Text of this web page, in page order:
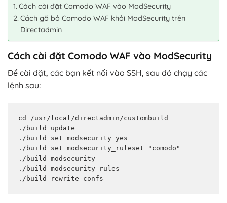
Cách cài đặt Comodo WAF vào ModSecurity
Cách gỡ bỏ Comodo WAF khỏi ModSecurity trên
Directadmin
Cách cài đặt Comodo WAF vào ModSecurity
Để cài đặt, các bạn kết nối vào SSH, sau đó chạy các
lệnh sau:
cd /usr/local/directadmin/custombuild
./build update
./build set modsecurity yes
./build set modsecurity_ruleset "comodo"
./build modsecurity
./build modsecurity_rules
./build rewrite_confs